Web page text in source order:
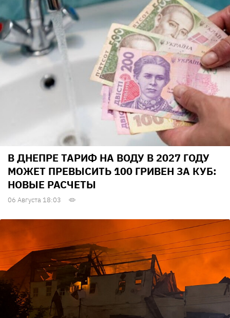
В ДНЕПРЕ ТАРИФ НА ВОДУ В 2027 ГОДУ
МОЖЕТ ПРЕВЫСИТЬ 100 ГРИВЕН ЗА КУБ:
НОВЫЕ РАСЧЕТЫ
06 Августа 18:03